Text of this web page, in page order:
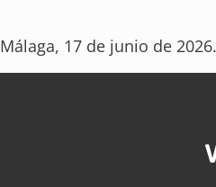
Málaga, 17 de junio de 2026.